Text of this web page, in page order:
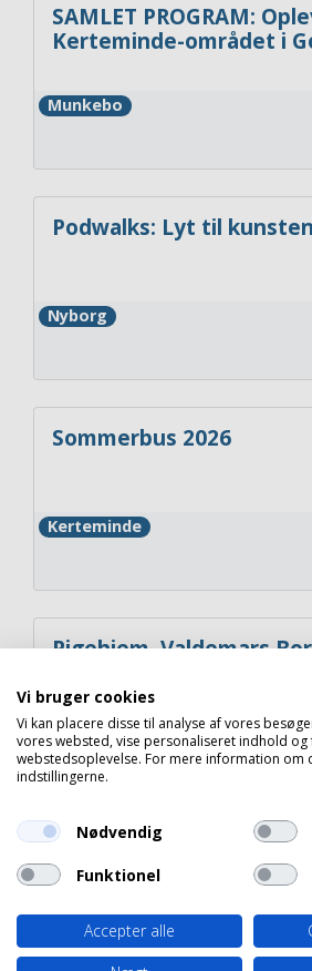
SAMLET PROGRAM:
Kerteminde-området i
Munkebo
Podwalks: Lyt til kunsten
Nyborg
Sommerbus 2026
Kerteminde
Pigehjem, Valdemars
Nyborg
Copyright 2026 © Havneguide.dk
Vi bruger cookies
Vi kan placere disse til analyse af vores
vores websted, vise personaliseret indhold
webstedsoplevelse. For mere information om
indstillingerne.
Nødvendig
Funktionel
Accepter alle